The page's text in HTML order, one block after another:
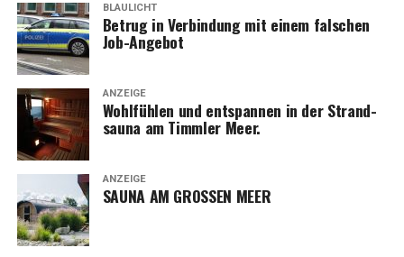
BLAULICHT
Betrug in Ver­bin­dung mit einem fal­schen
Job-Angebot
ANZEIGE
Wohl­füh­len und ent­span­nen in der Strand­
sau­na am Timm­ler Meer.
ANZEIGE
SAUNA AM GROSSEN MEER